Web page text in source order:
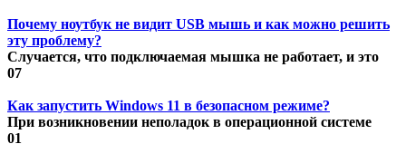
Почему ноутбук не видит USB мышь и как можно решить
эту проблему?
Случается, что подключаемая мышка не работает, и это
07
Как запустить Windows 11 в безопасном режиме?
При возникновении неполадок в операционной системе
01